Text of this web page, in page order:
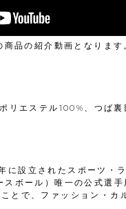
品の紹介動画となります
エステル100%、つば裏
設立されたスポーツ・ラ
ボール）唯一の公式選
とで、ファッション・カ